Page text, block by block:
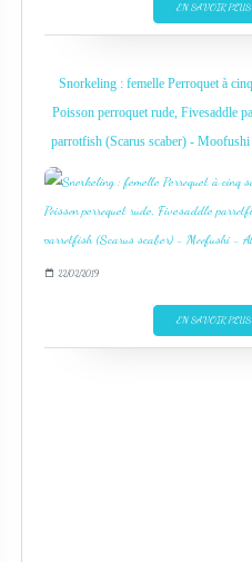
EN SAVOIR PLUS
Snorkeling : femelle Perroquet à
Poisson perroquet rude, Fivesaddle
parrotfish (Scarus scaber) -
22/02/2019
EN SAVOIR PLUS